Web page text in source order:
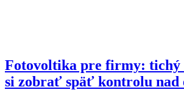
Fotovoltika pre firmy: tichý
si zobrať späť kontrolu nad